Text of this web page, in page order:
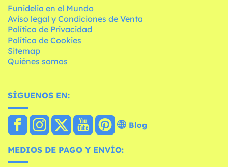
Funidelia en el Mundo
Aviso legal y Condiciones de Venta
Política de Privacidad
Política de Cookies
Sitemap
Quiénes somos
SÍGUENOS EN:
Blog
MEDIOS DE PAGO Y ENVÍO: